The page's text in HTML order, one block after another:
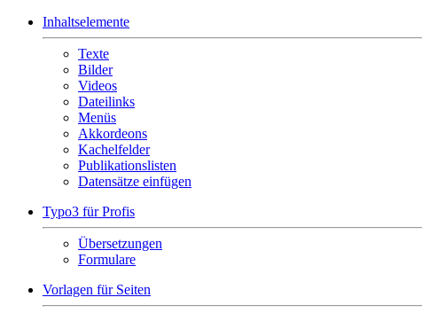
Inhaltselemente
Texte
Bilder
Videos
Dateilinks
Menüs
Akkordeons
Kachelfelder
Publikationslisten
Datensätze einfügen
Typo3 für Profis
Übersetzungen
Formulare
Vorlagen für Seiten